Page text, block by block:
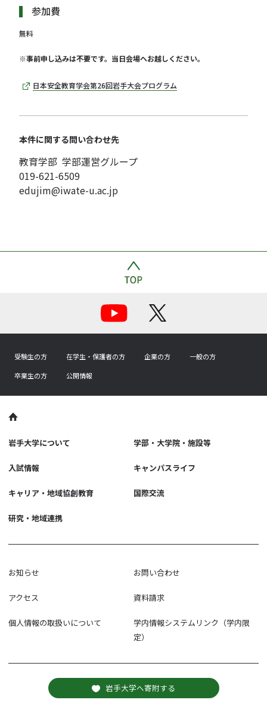
参加費
無料
※事前申し込みは不要です。当日会場へお越しください。
日本安全教育学会第26回岩手大会プログラム
本件に関する問い合わせ先
教育学部 学部運営グループ
019-621-6509
edujim@iwate-u.ac.jp
受験生の方 在学生・保護者の方 企業の方
一般の方
卒業生の方
公開情報
岩手大学について 学部・大学院・施設等
入試情報 キャンパスライフ
キャリア・地域協創教育 国際交流
研究・地域連携
お知らせ お問い合わせ
アクセス 資料請求
個人情報の取扱いについて
学内情報システムリンク（学内限
定）
岩手大学へ寄附する